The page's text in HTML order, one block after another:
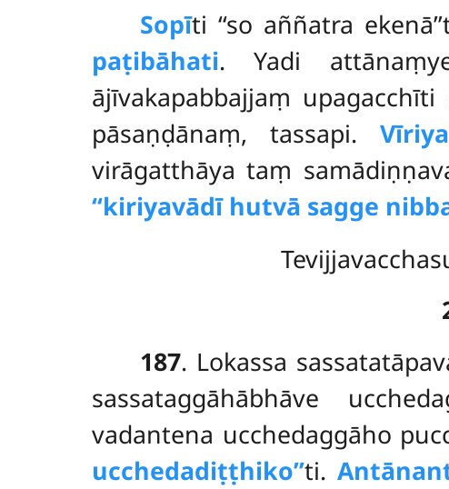
Sopīti ‘‘so aññatra
paṭibāhati. Yadi
ājīvakapabbajjaṃ upagacchīti
pāsaṇḍānaṃ, tassapi.
virāgatthāya taṃ
‘‘kiriyavādī hutvā sagge
187. Lokassa
sassataggāhābhāve
vadantena ucchedaggāho
ucchedadiṭṭhiko’’ti.